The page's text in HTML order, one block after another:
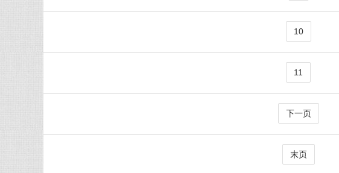
10
11
下一页
末页